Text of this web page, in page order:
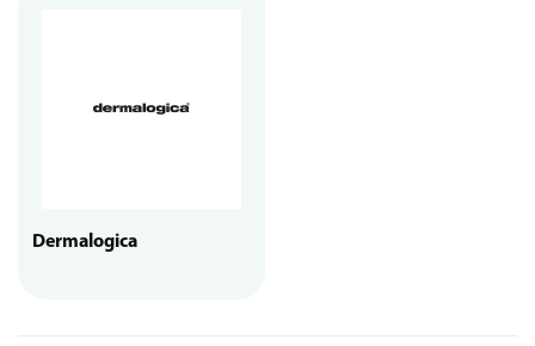
Dermalogica